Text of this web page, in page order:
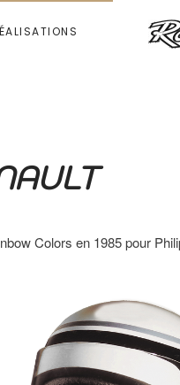
Colors en 1985 pour